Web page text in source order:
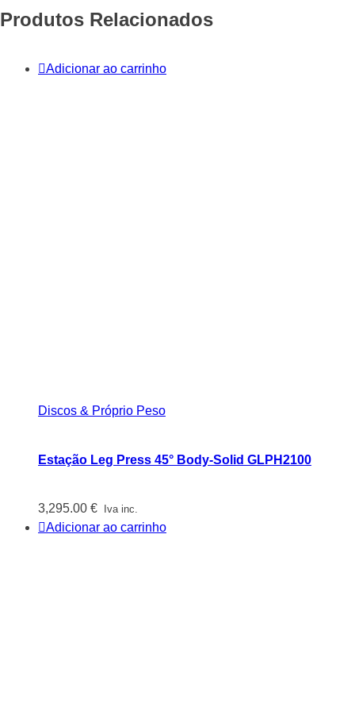
Produtos Relacionados
Adicionar ao carrinho
Discos & Próprio Peso
Estação Leg Press 45° Body-Solid GLPH2100
3,295.00 € Iva inc.
Adicionar ao carrinho